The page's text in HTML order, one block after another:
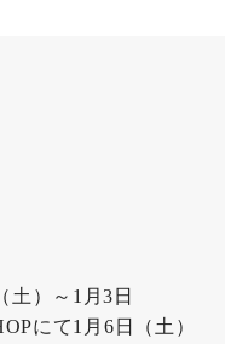
土）～1月3日
にて1月6日（土）